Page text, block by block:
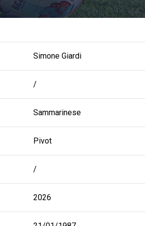
Simone Giardi
/
Sammarinese
Pivot
/
2026